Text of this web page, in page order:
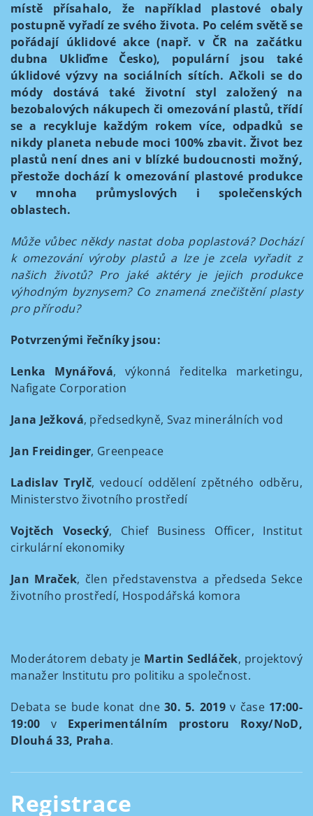
místě přísahalo, že například plastové obaly
postupně vyřadí ze svého života. Po celém světě se
pořádají úklidové akce (např. v ČR na začátku
dubna Ukliďme Česko), populární jsou také
úklidové výzvy na sociálních sítích. Ačkoli se do
módy dostává také životní styl založený na
bezobalových nákupech či omezování plastů, třídí
se a recykluje každým rokem více, odpadků se
nikdy planeta nebude moci 100% zbavit. Život bez
plastů není dnes ani v blízké budoucnosti možný,
přestože dochází k omezování plastové produkce
v mnoha průmyslových i společenských
oblastech.
Může vůbec někdy nastat doba poplastová? Dochází
k omezování výroby plastů a lze je zcela vyřadit z
našich životů? Pro jaké aktéry je jejich produkce
výhodným byznysem? Co znamená znečištění plasty
pro přírodu?
Potvrzenými řečníky jsou:
Lenka Mynářová, výkonná ředitelka marketingu,
Nafigate Corporation
Jana Ježková, předsedkyně, Svaz minerálních vod
Jan Freidinger, Greenpeace
Ladislav Trylč, vedoucí oddělení zpětného odběru,
Ministerstvo životního prostředí
Vojtěch Vosecký, Chief Business Officer, Institut
cirkulární ekonomiky
Jan Mraček, člen představenstva a předseda Sekce
životního prostředí, Hospodářská komora
Moderátorem debaty je Martin Sedláček, projektový
manažer Institutu pro politiku a společnost.
Debata se bude konat dne 30. 5. 2019 v čase 17:00-
19:00 v Experimentálním prostoru Roxy/NoD,
Dlouhá 33, Praha.
Registrace